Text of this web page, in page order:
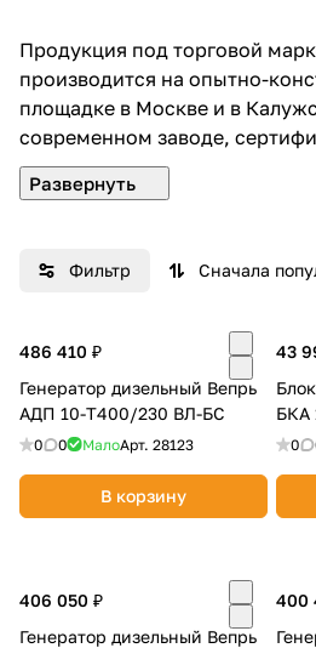
Продукция под торговой
производится на опытно-
площадке в Москве и в
современном заводе,
международному стандарту
Проектные мощности
только качественные
Инжиниринговый центр
поставку надежного
адаптированного под любые
эксплуатации. Наработанный
быстрое и качественное
проекта.
и российскими
генераторов, оказывает
Фильтр Сначала
486 410 ₽
Генератор дизельный Вепрь
АДП 10-Т400/230 ВЛ-БС
0 0 МалоАрт. 28123
В корзину
43
БКА
0
406 050 ₽
Генератор дизельный Вепрь
400
Получайте товар
выбранный способом
Оставшиеся
Подробнее
об оплате Плайтом
недели
Остались
plait.ru